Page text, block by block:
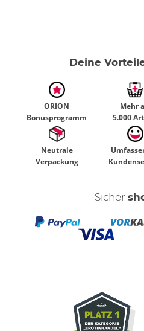
Deine
ORION
Bonusprogramm
Mehr
5.000
Neutrale
Verpackung
Sicher